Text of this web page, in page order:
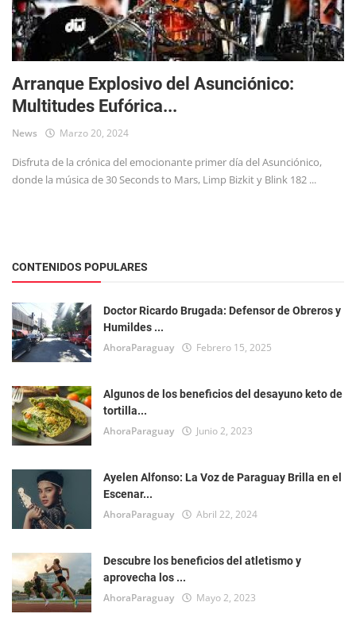
Arranque Explosivo del Asunciónico:
Multitudes Eufórica...
News Marzo 20, 2024
Disfruta de la crónica del emocionante primer día del Asunciónico,
donde la música de 30 Seconds to Mars, Limp Bizkit y Blink 182 ...
CONTENIDOS POPULARES
Doctor Ricardo Brugada: Defensor de Obreros y
Humildes ...
AhoraParaguay Febrero 15, 2025
Algunos de los beneficios del desayuno keto de
tortilla...
AhoraParaguay Junio 2, 2023
Ayelen Alfonso: La Voz de Paraguay Brilla en el
Escenar...
AhoraParaguay Abril 22, 2024
Descubre los beneficios del atletismo y
aprovecha los ...
AhoraParaguay Mayo 2, 2023